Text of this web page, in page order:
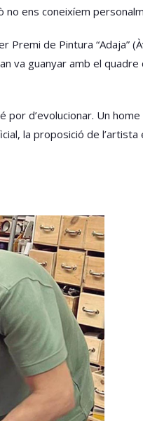
ens coneixíem
Premi de Pintura “Adaja”
va guanyar amb el quadre
d’evolucionar. Un
la proposició de